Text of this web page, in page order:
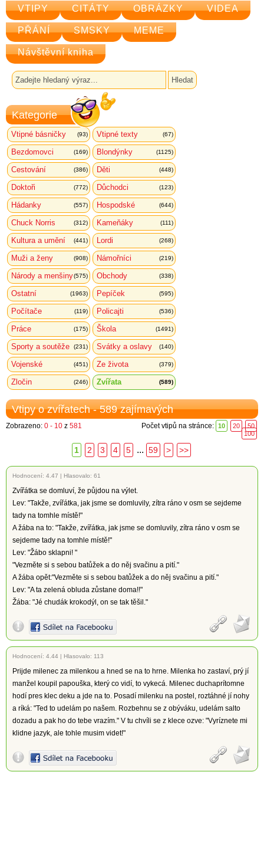
VTIPY CITÁTY OBRÁZKY VIDEA
PŘÁNÍ SMSKY MEME
Návštěvní kniha
Kategorie
Vtipné básničky (93) Vtipné texty (67)
Bezdomovci (169) Blondýnky (1125)
Cestování (386) Děti (448)
Doktoři (772) Důchodci (123)
Hádanky (557) Hospodské (644)
Chuck Norris (312) Kameňáky (111)
Kultura a umění (441) Lordi (268)
Muži a ženy (908) Námořníci (219)
Národy a menšiny(575) Obchody (338)
Ostatní (1963) Pepíček (595)
Počítače (119) Policajti (536)
Práce (175) Škola (1491)
Sporty a soutěže (231) Svátky a oslavy (140)
Vojenské (451) Ze života (379)
Zločin (246) Zvířata (589)
Vtipy o zvířatech - 589 zajímavých
Zobrazeno: 0 - 10 z 581 Počet vtipů na stránce: 10 20
50
100
1 2 3 4 5 ... 59 > >>
Hodnocení: 4.47 | Hlasovalo: 61
Zvířátka se domluví, že půjdou na výlet.
Lev: "Takže, zvířátka, jak jsme se domluvily, zítra ráno v osm se sejdeme
tady na tomhle místě!"
A žába na to: "Takže, zvířátka, jak jsme se domluvily, zítra ráno v osm se
sejdeme tady na tomhle místě!"
Lev: "Žábo sklapni! "
"Vezměte si s sebou batůžek a do něj svačinu a pití."
A žába opět:"Vezměte si s sebou batůžek a do něj svačinu a pití."
Lev: "A ta zelená obluda zůstane doma!!"
Žába: "Jé chudák krokodýl, on se tak těšil."
Hodnocení: 4.44 | Hlasovalo: 113
Prijde milenec za milenkou a hned se na to hrne. Milenka ho zastaví, prý jí
manžel koupil papouška, který co vidí, to vykecá. Milenec duchaprítomne
hodí pres klec deku a jde na to. Posadí milenku na postel, roztáhné jí nohy
a ríká: "Ted to udelám po našem. Rozbehnu se z obýváku, udelám salto
dozadu a pak ho do tebe vrazím." V tu chvíli se z klece ozve: "Vyríznete mi
klidne jazyk, ale tohle musim videt!"